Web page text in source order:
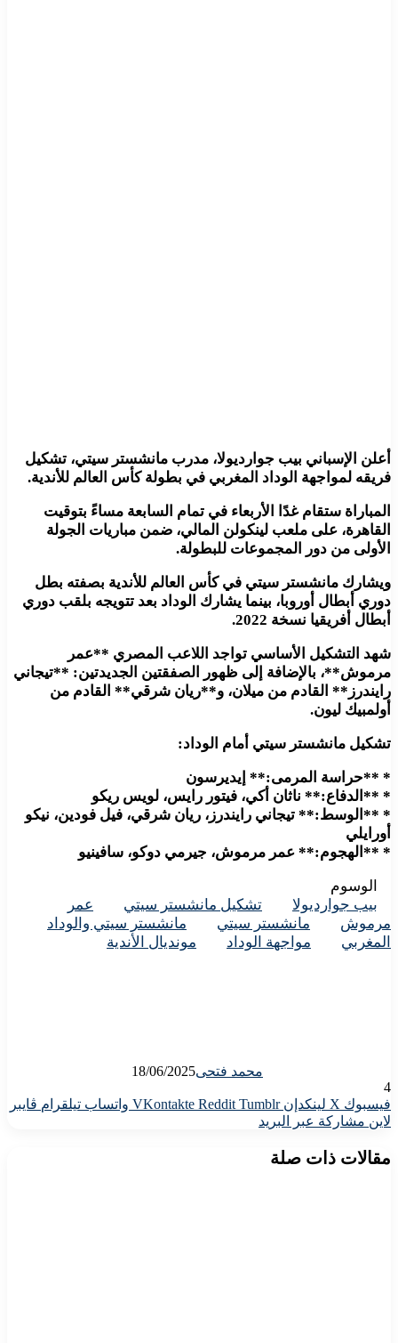
أعلن الإسباني بيب جوارديولا، مدرب مانشستر سيتي، تشكيل
فريقه لمواجهة الوداد المغربي في بطولة كأس العالم للأندية.
المباراة ستقام غدًا الأربعاء في تمام السابعة مساءً بتوقيت
القاهرة، على ملعب لينكولن المالي، ضمن مباريات الجولة
الأولى من دور المجموعات للبطولة.
ويشارك مانشستر سيتي في كأس العالم للأندية بصفته بطل
دوري أبطال أوروبا، بينما يشارك الوداد بعد تتويجه بلقب دوري
أبطال أفريقيا نسخة 2022.
شهد التشكيل الأساسي تواجد اللاعب المصري **عمر
مرموش**، بالإضافة إلى ظهور الصفقتين الجديدتين: **تيجاني
رايندرز** القادم من ميلان، و**ريان شرقي** القادم من
أولمبيك ليون.
تشكيل مانشستر سيتي أمام الوداد:
* **حراسة المرمى:** إيديرسون
* **الدفاع:** ناثان أكي، فيتور رايس، لويس ريكو
* **الوسط:** تيجاني رايندرز، ريان شرقي، فيل فودين، نيكو
أورايلي
* **الهجوم:** عمر مرموش، جيرمي دوكو، سافينيو
الوسوم
بيب جوارديولا
تشكيل مانشستر سيتي
عمر
مرموش
مانشستر سيتي
مانشستر سيتي والوداد
المغربي
مواجهة الوداد مونديال الأندية
محمد فتحى18/06/2025
4
فيسبوك X لينكدإن واتساب تيلقرام ڤايبر
لاين مشاركة عبر البريد
مقالات ذات صلة